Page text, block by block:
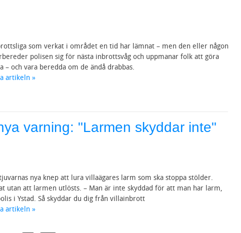
som verkat i området en tid har lämnat – men den eller någon
polisen sig för nästa inbrottsvåg och uppmanar folk att göra
och vara beredda om de ändå drabbas.
artikeln »
varning: "Larmen skyddar inte"
nya knep att lura villaägares larm som ska stoppa stölder.
utan att larmen utlösts. – Man är inte skyddad för att man har larm,
i Ystad. Så skyddar du dig från villainbrott
artikeln »